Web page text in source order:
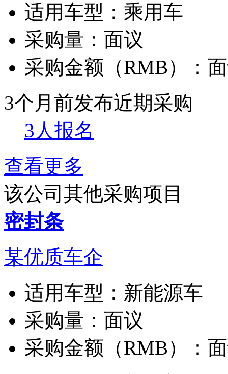
适用车型： 乘用车
采购量： 面议
采购金额（RMB）：
3个月前发布近期采购
3人报名
查看更多
该公司其他采购项目
密封条
某优质车企
适用车型： 新能源车
采购量： 面议
采购金额（RMB）：